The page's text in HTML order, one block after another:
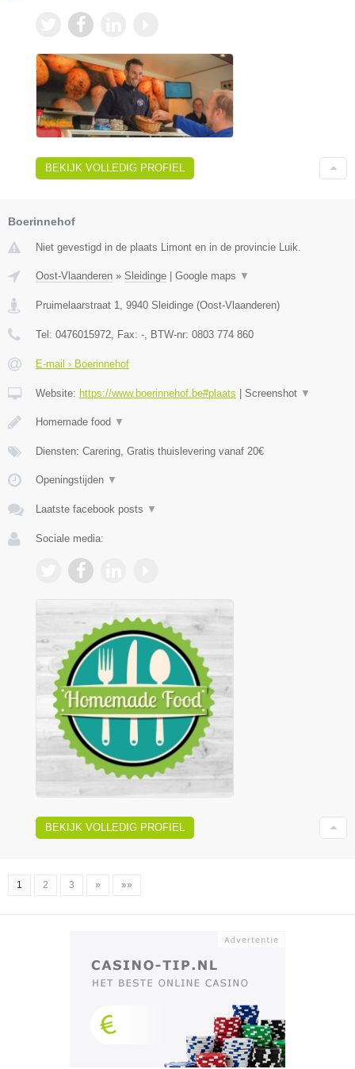
BEKIJK VOLLEDIG PROFIEL
Boerinnehof
Niet gevestigd in de plaats Limont en in de provincie Luik.
Oost-Vlaanderen » Sleidinge Google maps ▼
Pruimelaarstraat 1, 9940 Sleidinge (Oost-Vlaanderen)
Tel: 0476015972, Fax: -, BTW-nr: 0803 774 860
E-mail › Boerinnehof
Website: https://www.boerinnehof.be#plaats Screenshot ▼
Homemade food ▼
Diensten: Carering, Gratis thuislevering vanaf 20€
Openingstijden ▼
Laatste facebook posts ▼
Sociale media:
BEKIJK VOLLEDIG PROFIEL
1 2 3 » »»